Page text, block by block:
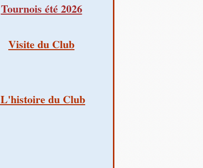
Tournois été 2026
Visite du Club
L'histoire du Club